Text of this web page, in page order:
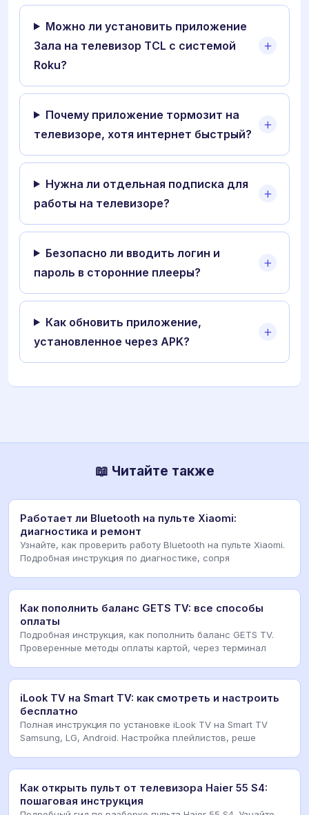
Можно ли установить приложение
Зала на телевизор TCL с системой
Roku?
Почему приложение тормозит на
телевизоре, хотя интернет быстрый?
Нужна ли отдельная подписка для
работы на телевизоре?
Безопасно ли вводить логин и
пароль в сторонние плееры?
Как обновить приложение,
установленное через APK?
📖 Читайте также
Работает ли Bluetooth на пульте Xiaomi:
диагностика и ремонт
Узнайте, как проверить работу Bluetooth на пульте Xiaomi.
Подробная инструкция по диагностике, сопря
Как пополнить баланс GETS TV: все способы
оплаты
Подробная инструкция, как пополнить баланс GETS TV.
Проверенные методы оплаты картой, через терминал
iLook TV на Smart TV: как смотреть и настроить
бесплатно
Полная инструкция по установке iLook TV на Smart TV
Samsung, LG, Android. Настройка плейлистов, реше
Как открыть пульт от телевизора Haier 55 S4:
пошаговая инструкция